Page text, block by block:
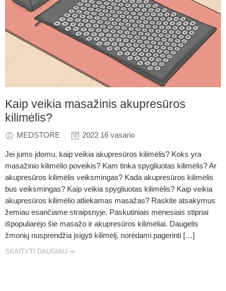
Kaip veikia masažinis akupresūros
kilimėlis?
MEDSTORE 2022 16 vasario
Jei jums įdomu, kaip veikia akupresūros kilimėlis? Koks yra
masažinio kilimėlio poveikis? Kam tinka spygliuotas kilimėlis? Ar
akupresūros kilimėlis veiksmingas? Kada akupresūros kilimėlis
bus veiksmingas? Kaip veikia spygliuotas kilimėlis? Kaip veikia
akupresūros kilimėlio atliekamas masažas? Raskite atsakymus
žemiau esančiame straipsnyje. Paskutiniais mėnesiais stipriai
išpopuliarėjo šie masažo ir akupresūros kilimėliai. Daugelis
žmonių nusprendžia įsigyti kilimėlį, norėdami pagerinti […]
SKAITYTI DAUGIAU ➞